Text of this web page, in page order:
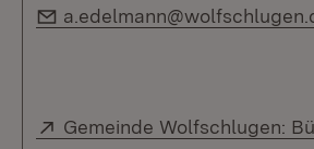
E-Mail:
Extern:
Gemeinde Wolfschlugen: